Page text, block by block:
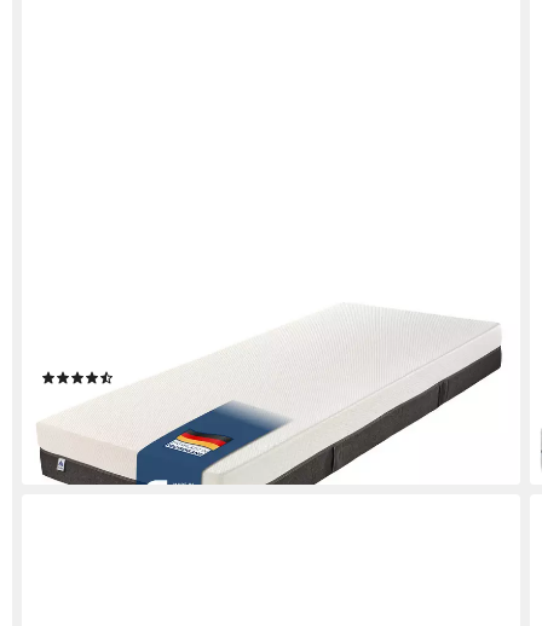
Tonnentaschenfederkernmatratze Selin, 22 cm hoch, 7
ergonomische Liegezonen
ab 155,90 €
-32%
lieferbar - in 4-5 Werktagen bei dir